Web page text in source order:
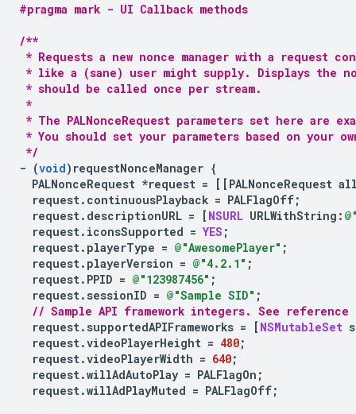
#pragma mark - UI Callback methods
/**
* Requests a new nonce manager with a request
* like a (sane) user might supply. Displays the
* should be called once per stream.
*
* The PALNonceRequest parameters set here are
* You should set your parameters based on your
*/
- (void) requestNonceManager {
PALNonceRequest *request = [[ PALNonceRequest
request. continuousPlayback = PALFlagOff;
request. descriptionURL = [ NSURL URLWithString :
request. iconsSupported = YES ;
request. playerType = @"AwesomePlayer" ;
request. playerVersion = @"4.2.1" ;
request. PPID = @"123987456" ;
request. sessionID = @"Sample SID" ;
// Sample API framework integers. See
request. supportedAPIFrameworks = [ NSMutableSet
request.videoPlayerHeight = 480;
request.videoPlayerWidth = 640;
request.willAdAutoPlay = PALFlagOn ;
request.willAdPlayMuted = PALFlagOff;